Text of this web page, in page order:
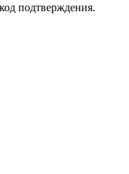
подтверждения.